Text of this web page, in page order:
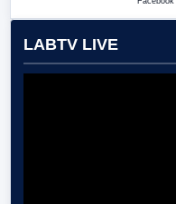
LABTV LIVE